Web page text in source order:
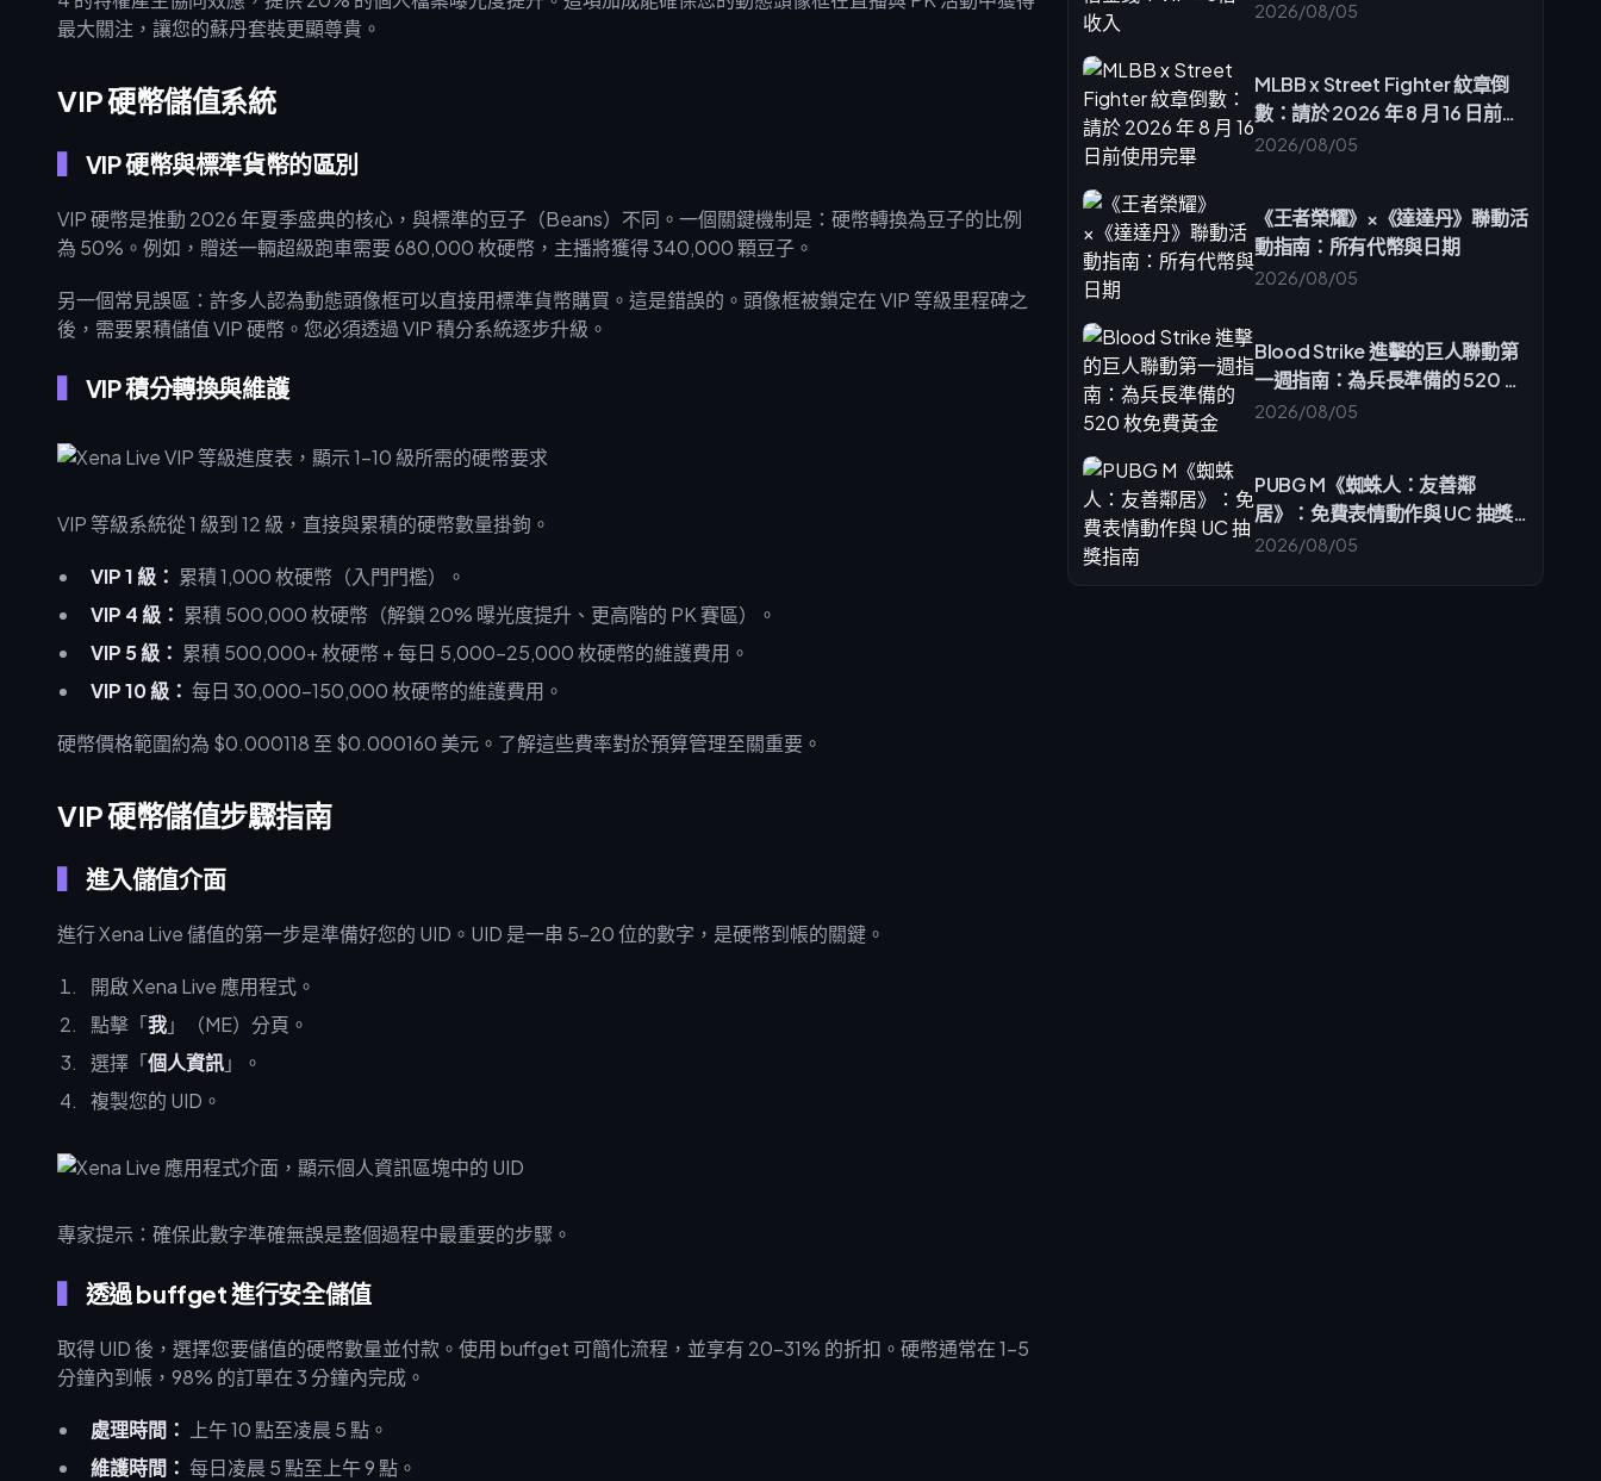
2026/08/05
MLBB x Street Fighter 紋章倒
數：請於 2026 年 8 月 16 日前使
用完畢
2026/08/05
《王者榮耀》×《達達丹》聯動活
動指南：所有代幣與日期
2026/08/05
Blood Strike 進擊的巨人聯動第
一週指南：為兵長準備的 520 枚
免費黃金
2026/08/05
PUBG M《蜘蛛人：友善鄰
居》：免費表情動作與 UC 抽獎
指南
2026/08/05
最大關注，讓您的蘇丹套裝更顯尊貴。
VIP 硬幣儲值系統
VIP 硬幣與標準貨幣的區別
VIP 硬幣是推動 2026 年夏季盛典的核心，與標準的豆子（Beans）不同。一個關鍵機制是：硬幣轉換為豆子的比例
為 50%。例如，贈送一輛超級跑車需要 680,000 枚硬幣，主播將獲得 340,000 顆豆子。
另一個常見誤區：許多人認為動態頭像框可以直接用標準貨幣購買。這是錯誤的。頭像框被鎖定在 VIP 等級里程碑之
後，需要累積儲值 VIP 硬幣。您必須透過 VIP 積分系統逐步升級。
VIP 積分轉換與維護
VIP 等級系統從 1 級到 12 級，直接與累積的硬幣數量掛鉤。
VIP 1 級： 累積 1,000 枚硬幣（入門門檻）。
VIP 4 級： 累積 500,000 枚硬幣（解鎖 20% 曝光度提升、更高階的 PK 賽區）。
VIP 5 級： 累積 500,000+ 枚硬幣 + 每日 5,000–25,000 枚硬幣的維護費用。
VIP 10 級： 每日 30,000–150,000 枚硬幣的維護費用。
硬幣價格範圍約為 $0.000118 至 $0.000160 美元。了解這些費率對於預算管理至關重要。
VIP 硬幣儲值步驟指南
進入儲值介面
進行 Xena Live 儲值的第一步是準備好您的 UID。UID 是一串 5–20 位的數字，是硬幣到帳的關鍵。
開啟 Xena Live 應用程式。
點擊「我」（ME）分頁。
選擇「個人資訊」。
複製您的 UID。
專家提示：確保此數字準確無誤是整個過程中最重要的步驟。
透過 buffget 進行安全儲值
取得 UID 後，選擇您要儲值的硬幣數量並付款。使用 buffget 可簡化流程，並享有 20–31% 的折扣。硬幣通常在 1–5
分鐘內到帳，98% 的訂單在 3 分鐘內完成。
處理時間：
上午 10 點至凌晨 5 點。
維護時間： 每日凌晨 5 點至上午 9 點。